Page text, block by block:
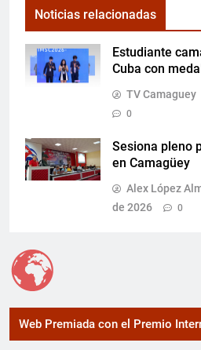
Noticias relacionadas
Estudiante
Cuba con
TV Camaguey
0
Sesiona pleno
en Camagüey
Alex López
de 2026
0
Web Premiada con el Premio